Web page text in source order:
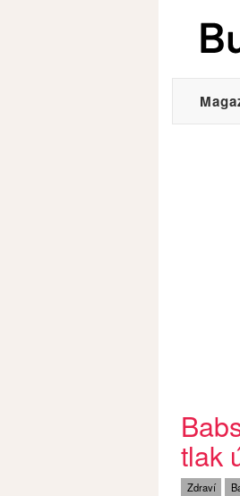
tlak
Zdraví